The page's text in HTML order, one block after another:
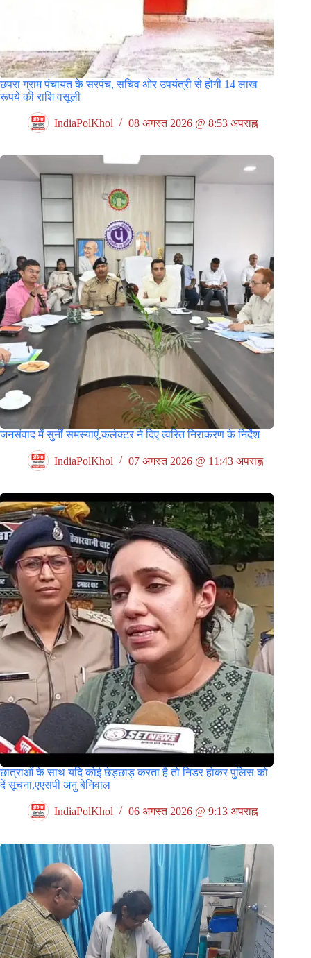
छपरा ग्राम पंचायत के सरपंच, सचिव ओर उपयंत्री से होगी 14 लाख
रूपये की राशि वसूली
IndiaPolKhol 08 अगस्त 2026 @ 8:53 अपराह्न
जनसंवाद में सुनीं समस्याएं,कलेक्टर ने दिए त्वरित निराकरण के निर्देश
IndiaPolKhol 07 अगस्त 2026 @ 11:43 अपराह्न
छात्राओं के साथ यदि कोई छेड़छाड़ करता है तो निडर होकर पुलिस को
दें सूचना,एएसपी अनु बेनिवाल
IndiaPolKhol 06 अगस्त 2026 @ 9:13 अपराह्न